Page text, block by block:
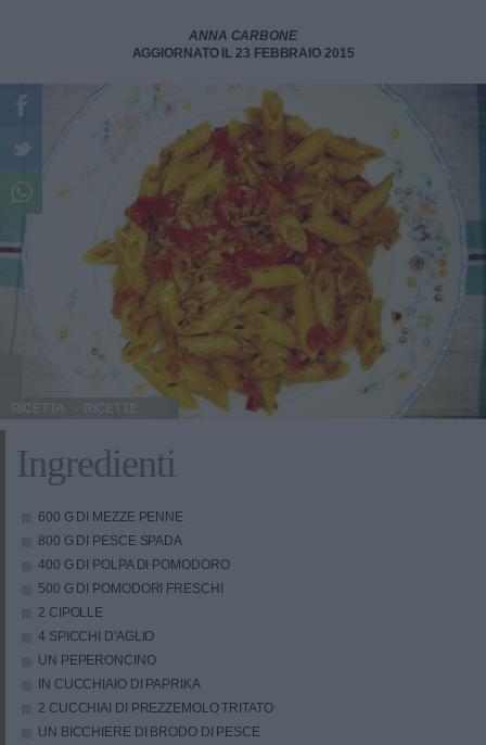
ANNA CARBONE
AGGIORNATO IL 23 FEBBRAIO 2015
RICETTA
Ingredienti
600 G DI MEZZE PENNE
800 G DI PESCE SPADA
400 G DI POLPA DI POMODORO
500 G DI POMODORI FRESCHI
2 CIPOLLE
4 SPICCHI D'AGLIO
UN PEPERONCINO
IN CUCCHIAIO DI PAPRIKA
2 CUCCHIAI DI PREZZEMOLO TRITATO
UN BICCHIERE DI BRODO DI PESCE